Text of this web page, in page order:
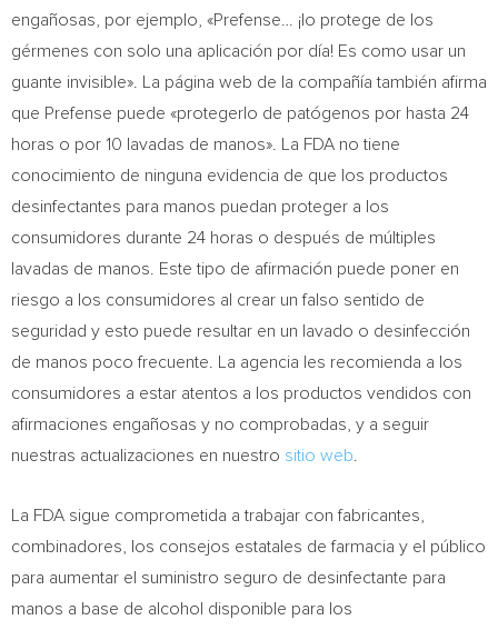
engañosas, por ejemplo, «Prefense… ¡lo protege de los
gérmenes con solo una aplicación por día! Es como usar un
guante invisible». La página web de la compañía también afirma
que Prefense puede «protegerlo de patógenos por hasta 24
horas o por 10 lavadas de manos». La FDA no tiene
conocimiento de ninguna evidencia de que los productos
desinfectantes para manos puedan proteger a los
consumidores durante 24 horas o después de múltiples
lavadas de manos. Este tipo de afirmación puede poner en
riesgo a los consumidores al crear un falso sentido de
seguridad y esto puede resultar en un lavado o desinfección
de manos poco frecuente. La agencia les recomienda a los
consumidores a estar atentos a los productos vendidos con
afirmaciones engañosas y no comprobadas, y a seguir
nuestras actualizaciones en nuestro sitio web.
La FDA sigue comprometida a trabajar con fabricantes,
combinadores, los consejos estatales de farmacia y el público
para aumentar el suministro seguro de desinfectante para
manos a base de alcohol disponible para los